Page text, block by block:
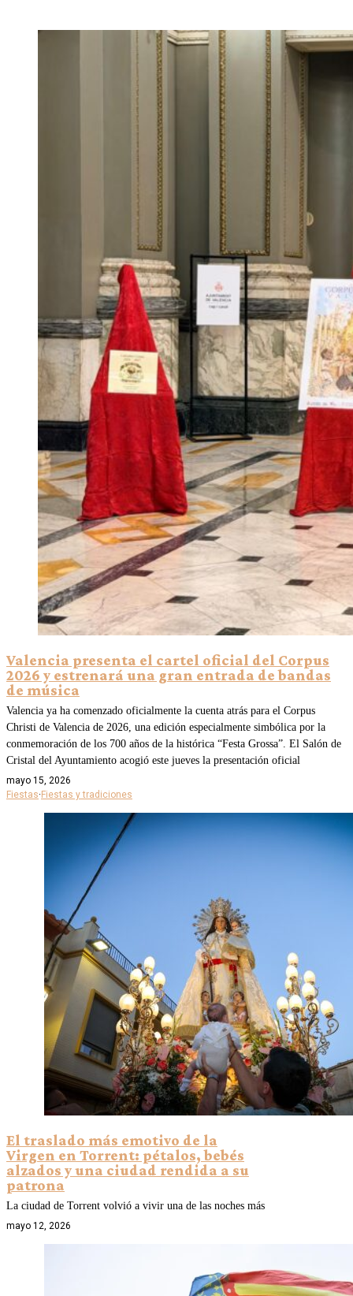
Valencia presenta el cartel oficial del Corpus
2026 y estrenará una gran entrada de bandas
de música
Valencia ya ha comenzado oficialmente la cuenta atrás para el Corpus
Christi de Valencia de 2026, una edición especialmente simbólica por la
conmemoración de los 700 años de la histórica “Festa Grossa”. El Salón de
Cristal del Ayuntamiento acogió este jueves la presentación oficial
mayo 15, 2026
Fiestas·Fiestas y tradiciones
El traslado más emotivo de la
Virgen en Torrent: pétalos, bebés
alzados y una ciudad rendida a su
patrona
La ciudad de Torrent volvió a vivir una de las noches más
mayo 12, 2026